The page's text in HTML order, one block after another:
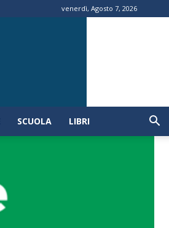
venerdì, Agosto 7, 2026
SCUOLA LIBRI